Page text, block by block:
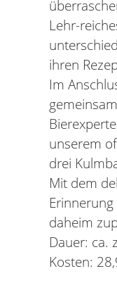
Lehr-
ihren
Im
unserem
drei
Mit dem
daheim
Dauer: ca.
Kosten: